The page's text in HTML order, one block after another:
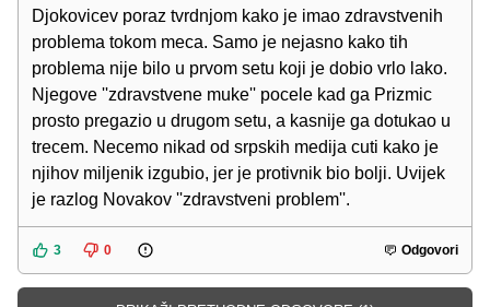
Djokovicev poraz tvrdnjom kako je imao zdravstvenih
problema tokom meca. Samo je nejasno kako tih
problema nije bilo u prvom setu koji je dobio vrlo lako.
Njegove ''zdravstvene muke'' pocele kad ga Prizmic
prosto pregazio u drugom setu, a kasnije ga dotukao u
trecem. Necemo nikad od srpskih medija cuti kako je
njihov miljenik izgubio, jer je protivnik bio bolji. Uvijek
je razlog Novakov ''zdravstveni problem''.
3 0 Odgovori